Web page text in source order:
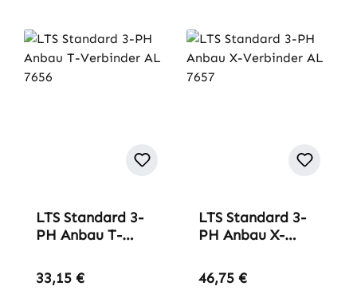
LTS Standard 3-
PH Anbau T-
7656
Regulärer Preis:
33,15 €
LTS Standard 3-
PH Anbau X-
7657
Regulärer Preis:
46,75 €